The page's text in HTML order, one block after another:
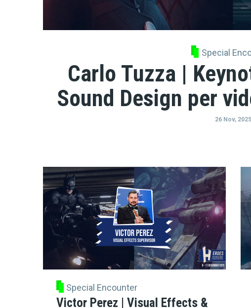
Special
Carlo Tuzza |
Sound Design per
26 Nov, 2025
Special Encounter
Victor Perez | Visual Effects &